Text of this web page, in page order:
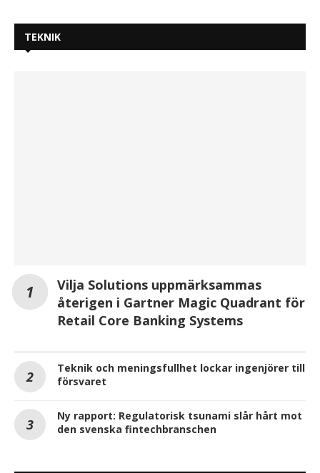
TEKNIK
Vilja Solutions uppmärksammas
återigen i Gartner Magic Quadrant för
Retail Core Banking Systems
Teknik och meningsfullhet lockar ingenjörer till
försvaret
Ny rapport: Regulatorisk tsunami slår hårt mot
den svenska fintechbranschen